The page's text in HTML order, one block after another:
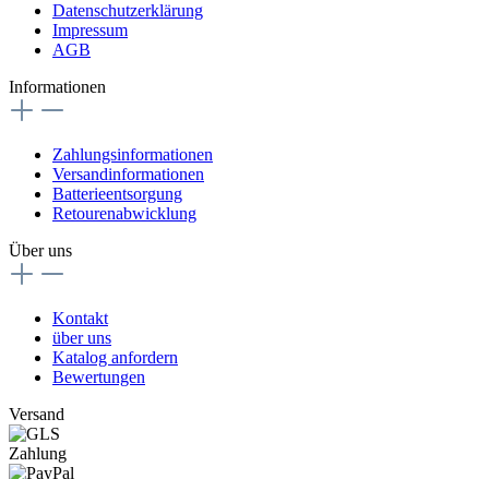
Datenschutzerklärung
Impressum
AGB
Informationen
Zahlungsinformationen
Versandinformationen
Batterieentsorgung
Retourenabwicklung
Über uns
Kontakt
über uns
Katalog anfordern
Bewertungen
Versand
Zahlung